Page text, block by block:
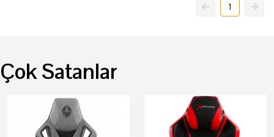
1
Çok Satanlar